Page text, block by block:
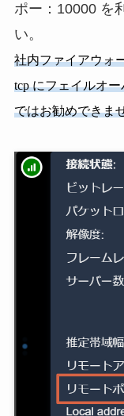
ポー：10000 を
い。
社内ファイアウォ
tcp にフェイルオ
ではお勧めできま